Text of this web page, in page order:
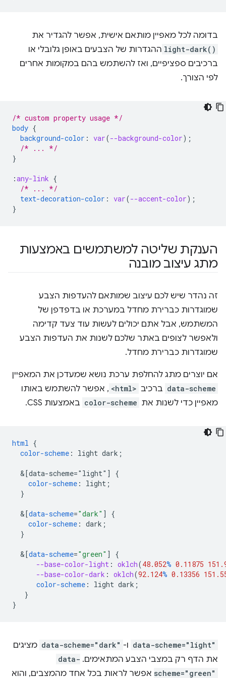
בדומה לכל מאפיין מותאם אישית, אפשר להגדיר את
light-dark() ההגדרות של הצבעים באופן גלובלי או
ברכיבים ספציפיים, ואז להשתמש בהם במקומות אחרים
לפי הצורך.
/* custom property usage */
body {
background-color : var(--background-color);
/* ... */
}
:any-link {
/* ... */
text-decoration-color : var(--accent-color);
}
הענקת שליטה למשתמשים באמצעות
מתג עיצוב מובנה
זה נהדר שיש לכם עיצוב שמותאם להעדפות הצבע
שמוגדרות כברירת מחדל במערכת או בדפדפן של
המשתמש, אבל אתם יכולים לעשות עוד צעד קדימה
ולאפשר לצופים באתר שלכם לשנות את העדפות הצבע
שמוגדרות כברירת מחדל.
אם יוצרים מתג להחלפת ערכת נושא שמעדכן את המאפיין
data-scheme ברכיב <html> , אפשר להשתמש באותו
מאפיין כדי לשנות את color-scheme באמצעות CSS.
html {
color-scheme : light dark ;
&[data-scheme="light"]
{
color-scheme : light ;
}
&[data-scheme="dark" ]
{
color-scheme : dark ;
}
&[data-scheme="green" ]
{
--base-color-light : oklch(48.052% 0.11875
--base-color-dark : oklch(92.124% 0.13356
color-scheme : light dark ;
}
}
data-scheme="light" ו- data-scheme="dark" מציגים
את הדף רק במצבי הצבע המתאימים. data-
scheme="green" אפשר לראות בכל אחד מהמצבים, והוא